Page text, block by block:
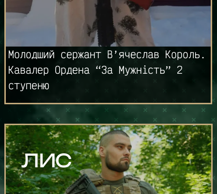
Молодший сержант В’ячеслав Король.
Кавалер Ордена “За Мужність” 2
ступеню
ЛИС